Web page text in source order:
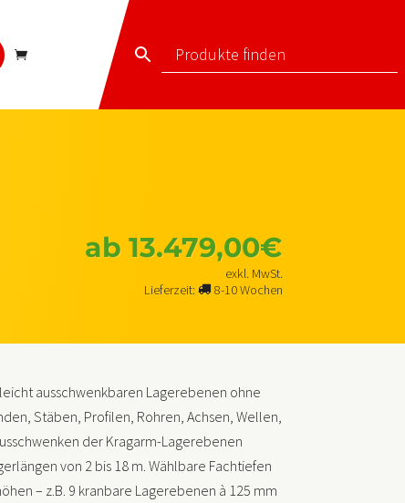
ab 13.479,00€
exkl. MwSt.
Lieferzeit:
8-10 Wochen
ausschwenkbaren Lagerebenen ohne
Stäben, Profilen, Rohren, Achsen, Wellen,
der Kragarm-Lagerebenen
von 2 bis 18 m. Wählbare Fachtiefen
– z.B. 9 kranbare Lagerebenen à 125 mm